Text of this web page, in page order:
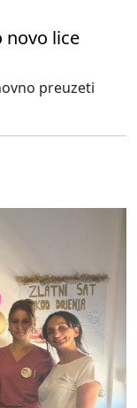
novo lice
preuzeti